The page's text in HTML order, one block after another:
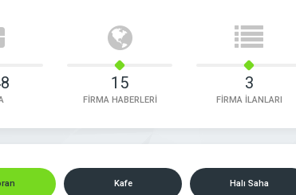
15
FİRMA HABERLERİ
3
FİRMA İLANLARI
Kafe Halı Saha